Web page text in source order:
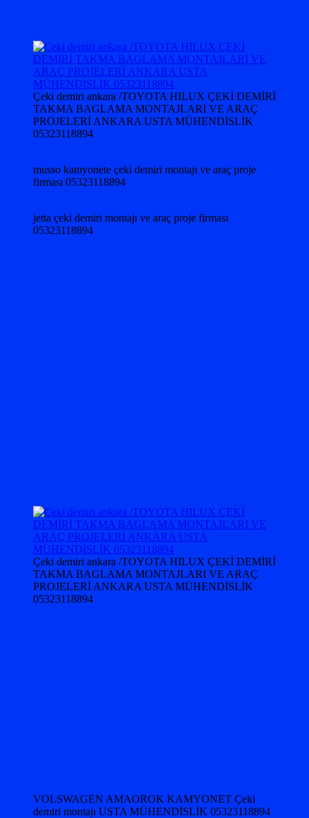
Çeki demiri ankara /TOYOTA HILUX ÇEKİ DEMİRİ
TAKMA BAGLAMA MONTAJLARI VE ARAÇ
PROJELERİ ANKARA USTA MÜHENDİSLİK
05323118894
musso kamyonete çeki demiri montajı ve araç proje
firması 05323118894
jetta çeki demiri montajı ve araç proje firması
05323118894
Çeki demiri ankara /TOYOTA HILUX ÇEKİ DEMİRİ
TAKMA BAGLAMA MONTAJLARI VE ARAÇ
PROJELERİ ANKARA USTA MÜHENDİSLİK
05323118894
VOLSWAGEN AMAOROK KAMYONET Çeki
demiri montajı USTA MÜHENDİSLİK 05323118894